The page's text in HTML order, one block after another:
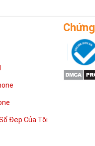
Đẹp Của Tôi